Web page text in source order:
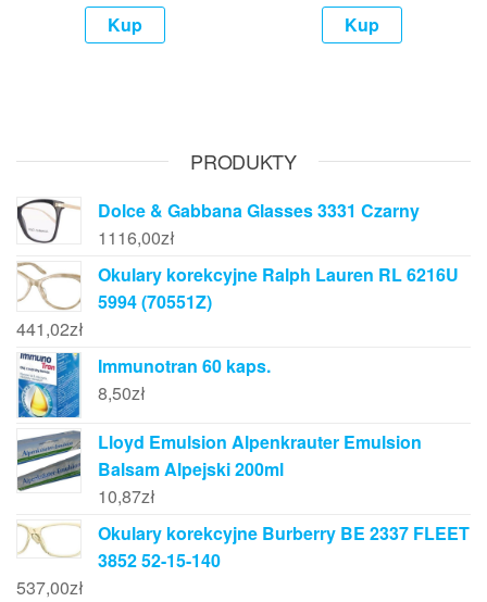
Kup Kup
PRODUKTY
Dolce & Gabbana Glasses 3331 Czarny
1116,00zł
Okulary korekcyjne Ralph Lauren RL 6216U
5994 (70551Z)
441,02zł
Immunotran 60 kaps.
8,50zł
Lloyd Emulsion Alpenkrauter Emulsion
Balsam Alpejski 200ml
10,87zł
Okulary korekcyjne Burberry BE 2337 FLEET
3852 52-15-140
537,00zł